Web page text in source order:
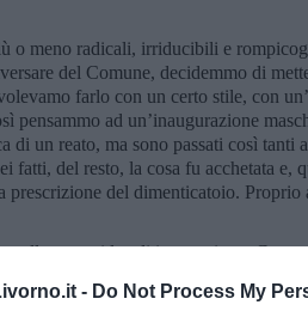
- Do Not Process My
o meno radicali, irriducibili e
del Comune, decidemmo di
farlo con un certo stile, con
pensammo ad un’inaugurazione
di un reato, ma sono passati così tanti
fatti, del resto, la cosa fu acchetata e,
del dimenticatoio. Proprio
nei locali in questione. Come
Walter, anche lui partecipe al
di soppiatto. Quello che